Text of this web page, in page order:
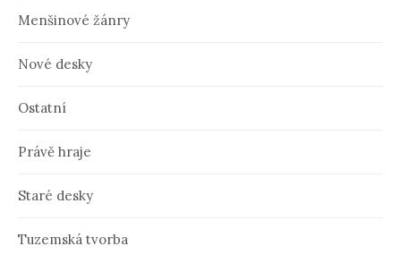
Menšinové žánry
Nové desky
Ostatní
Právě hraje
Staré desky
Tuzemská tvorba